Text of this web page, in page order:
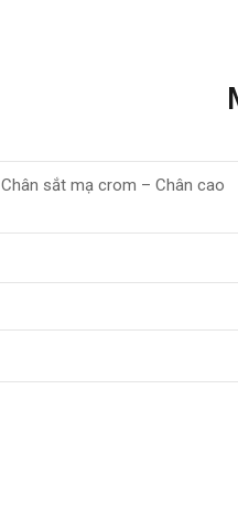
sắt mạ crom – Chân cao